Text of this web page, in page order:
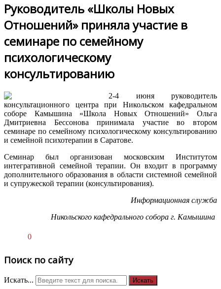
Руководитель «Школы Новых
Отношений» приняла участие в
семинаре по семейному
психологическому
консультированию
2-4 июня руководитель
консультационного центра при Никольском кафедральном
соборе Камышина «Школа Новых Отношений» Ольга
Дмитриевна Бессонова принимала участие во втором
семинаре по семейному психологическому консультированию
и семейной психотерапии в Саратове.
Семинар был организован московским Институтом
интегративной семейной терапии. Он входит в программу
дополнительного образования в области системной семейной
и супружеской терапии (консультирования).
Информационная служба
Никольского кафедрального собора г. Камышина
0
Поиск по сайту
Искать... Искать